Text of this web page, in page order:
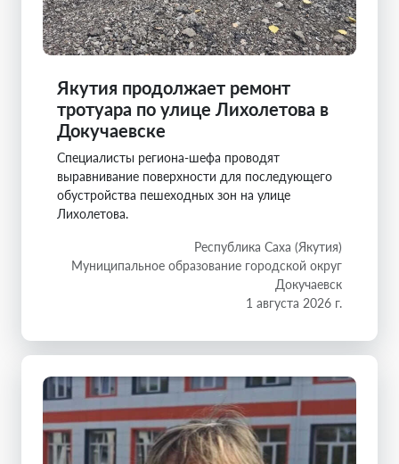
Якутия продолжает ремонт
тротуара по улице Лихолетова в
Докучаевске
Специалисты региона-шефа проводят
выравнивание поверхности для последующего
обустройства пешеходных зон на улице
Лихолетова.
Республика Саха (Якутия)
Муниципальное образование городской округ
Докучаевск
1 августа 2026 г.